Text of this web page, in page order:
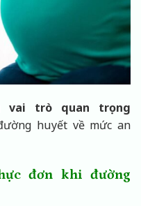
vai trò quan trọng
huyết về mức an
đơn khi đường